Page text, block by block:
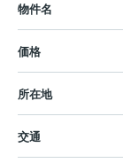
物件名
価格
所在地
交通